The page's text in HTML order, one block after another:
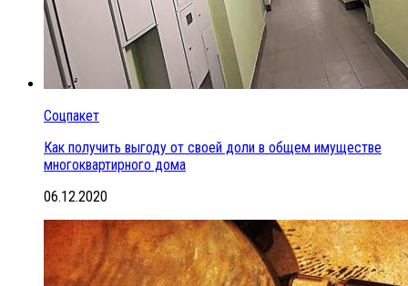
Соцпакет
Как получить выгоду от своей доли в общем имуществе
многоквартирного дома
06.12.2020